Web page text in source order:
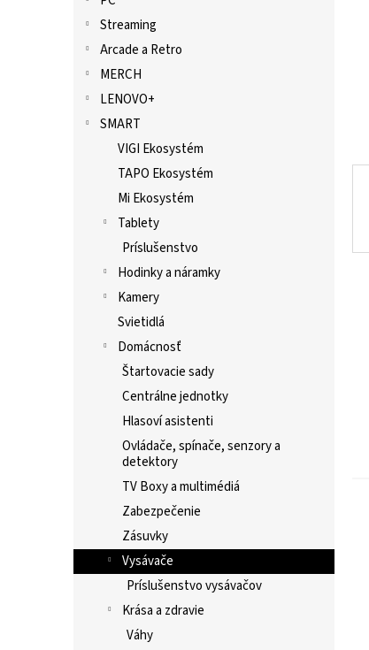
Streaming
Arcade a Retro
MERCH
LENOVO+
SMART
VIGI Ekosystém
TAPO Ekosystém
Mi Ekosystém
Tablety
Príslušenstvo
Hodinky a náramky
Kamery
Svietidlá
Domácnosť
Štartovacie sady
Centrálne jednotky
Hlasoví asistenti
Ovládače, spínače, senzory a
detektory
TV Boxy a multimédiá
Zabezpečenie
Zásuvky
Vysávače
Príslušenstvo vysávačov
Krása a zdravie
Váhy